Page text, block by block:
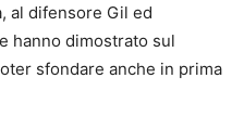
al difensore Gil ed
hanno dimostrato sul
sfondare anche in prima